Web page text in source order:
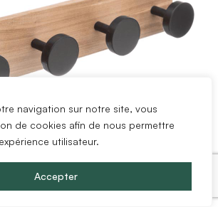
navigation sur notre site, vous
de cookies afin de nous permettre
utilisateur.
Accepter